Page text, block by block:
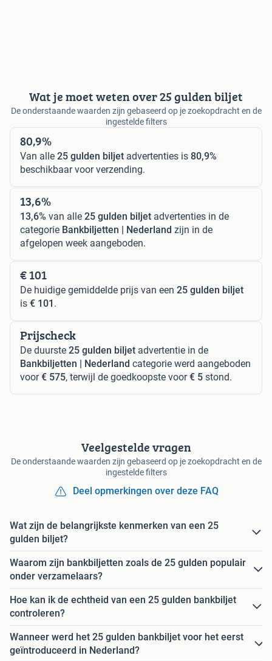
Wat je moet weten over 25 gulden biljet
De onderstaande waarden zijn gebaseerd op je zoekopdracht en de
ingestelde filters
80,9%
Van alle 25 gulden biljet advertenties is 80,9%
beschikbaar voor verzending.
13,6%
13,6% van alle 25 gulden biljet advertenties in de
categorie Bankbiljetten | Nederland zijn in de
afgelopen week aangeboden.
€ 101
De huidige gemiddelde prijs van een 25 gulden biljet
is € 101 .
Prijscheck
De duurste 25 gulden biljet advertentie in de
Bankbiljetten | Nederland categorie werd aangeboden
voor€ 575, terwijl de goedkoopste voor€ 5 stond.
Veelgestelde vragen
De onderstaande waarden zijn gebaseerd op je zoekopdracht en de
ingestelde filters
Deel opmerkingen over deze FAQ
Wat zijn de belangrijkste kenmerken van een 25
gulden biljet?
Waarom zijn bankbiljetten zoals de 25 gulden populair
onder verzamelaars?
Hoe kan ik de echtheid van een 25 gulden bankbiljet
controleren?
Wanneer werd het 25 gulden bankbiljet voor het eerst
geïntroduceerd in Nederland?